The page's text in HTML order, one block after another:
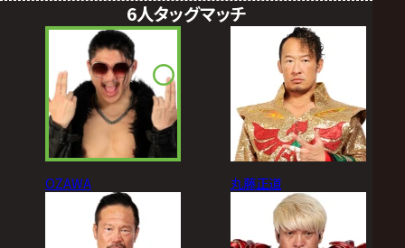
6人タッグマッチ
OZAWA 丸藤正道